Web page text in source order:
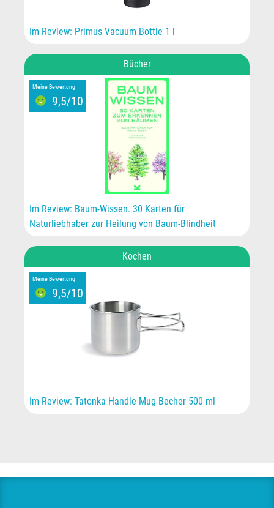
Im Review: Primus Vacuum Bottle 1 l
Bücher
Meine Bewertung
9,5/10
Im Review: Baum-Wissen. 30 Karten für
Naturliebhaber zur Heilung von Baum-Blindheit
Kochen
Meine Bewertung
9,5/10
Im Review: Tatonka Handle Mug Becher 500 ml